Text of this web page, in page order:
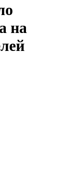
на